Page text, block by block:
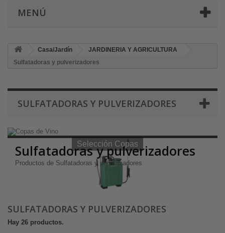
MENÚ
Casa/Jardín
JARDINERIA Y AGRICULTURA
Sulfatadoras y pulverizadores
SULFATADORAS Y PULVERIZADORES
Selección Copas de Vino y Champagne
Selección Copas
Sulfatadoras y pulverizadores
Productos de Sulfatadoras y pulverizadores
SULFATADORAS Y PULVERIZADORES
Hay 26 productos.